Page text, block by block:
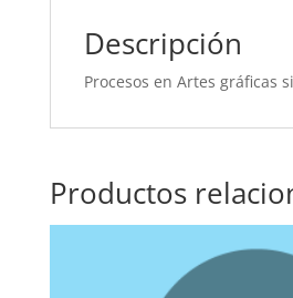
Descripción
Procesos en Artes gráficas
Productos